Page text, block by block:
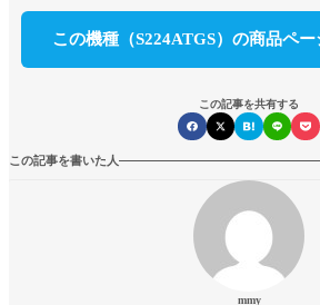
この機種（S224ATGS）の商品ペ
この記事を共有する
この記事を書いた人
mmy